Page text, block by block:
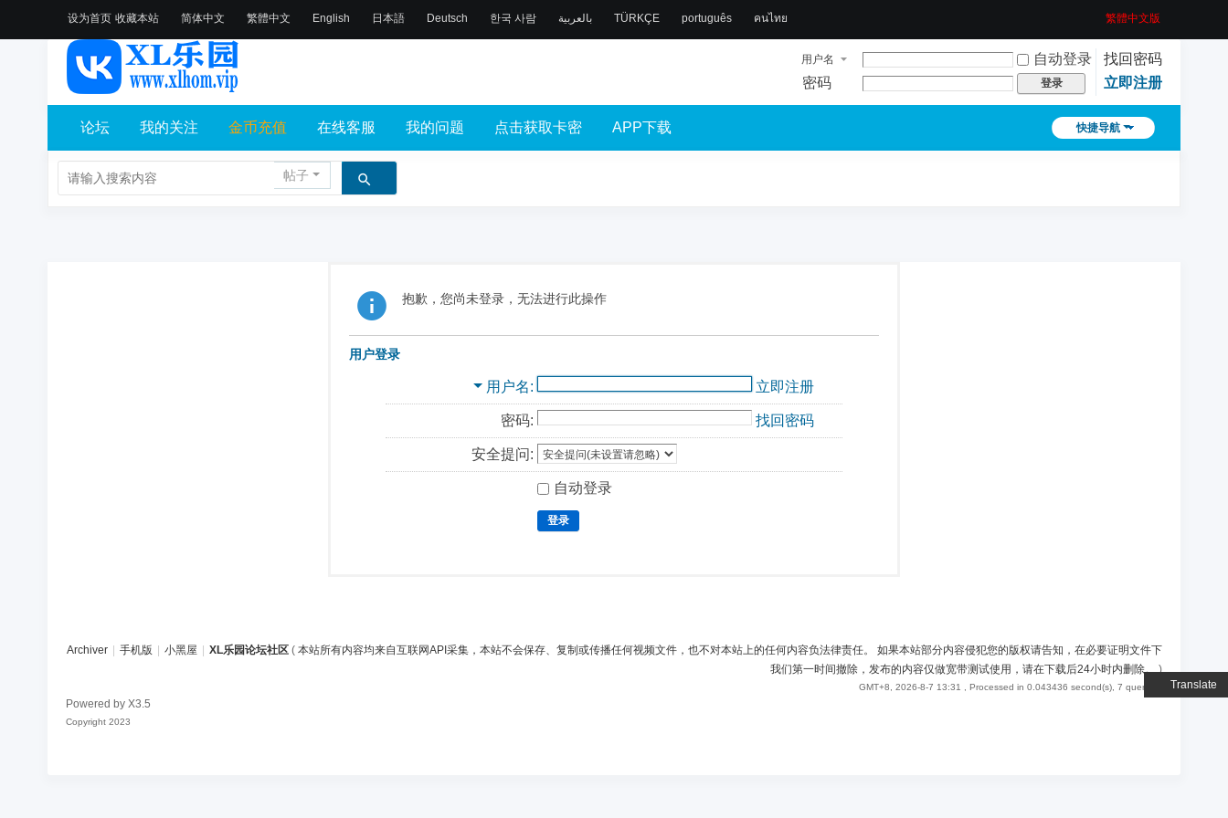
设为首页 收藏本站
Translate
简体中文 繁體中文 English 日本語 Deutsch 한국 사람 بالعربية TÜRKÇE português คนไทย 繁體中文版
用户名 自动登录
找回密码
密码
登录 立即注册
快捷导航
论坛 我的关注 金币充值 在线客服 我的问题 点击获取卡密 APP下载
帖子
抱歉，您尚未登录，无法进行此操作
用户登录
用户名 立即注册
密码: 找回密码
安全提问:
自动登录
登录
Archiver 手机版 小黑屋 XL乐园论坛社区 ( 本站所有内容均来自互联网API采集，本站不会保存、复制或传播任何视频文件，也不对本站上的任何内容负法律责任。 如果本站部分内容侵犯您的版权请告知，在必要证明文件下
我们第一时间撤除，发布的内容仅做宽带测试使用，请在下载后24小时内删除。)
GMT+8, 2026-8-7 13:31 , Processed in 0.043436 second(s), 7 queries .
Powered by X3.5
Copyright 2023